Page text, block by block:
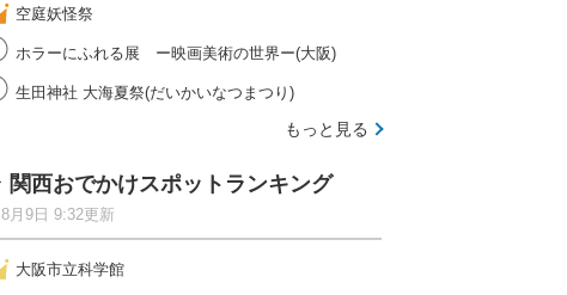
空庭妖怪祭
ホラーにふれる展 ー映画美術の世界ー(大阪)
生田神社 大海夏祭(だいかいなつまつり)
もっと見る
関西おでかけスポットランキング
8月9日 9:32更新
大阪市立科学館